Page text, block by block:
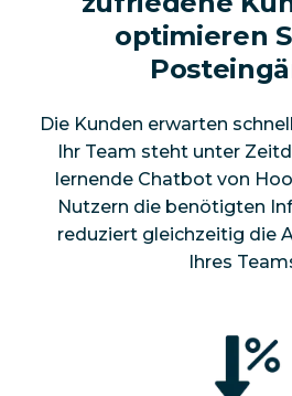
optimieren
Die Kunden erwarten
Ihr Team steht unter
lernende Chatbot von
Nutzern die benötigten
reduziert gleichzeitig die
Ihres